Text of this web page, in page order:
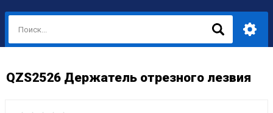
QZS2526 Держатель отрезного лезвия